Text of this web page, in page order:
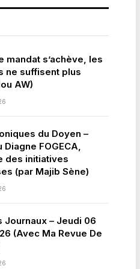
mandat s’achève, les
ne suffisent plus
AW)
du Doyen –
Diagne FOGECA,
des initiatives
(par Majib Sène)
Journaux – Jeudi 06
(Avec Ma Revue De